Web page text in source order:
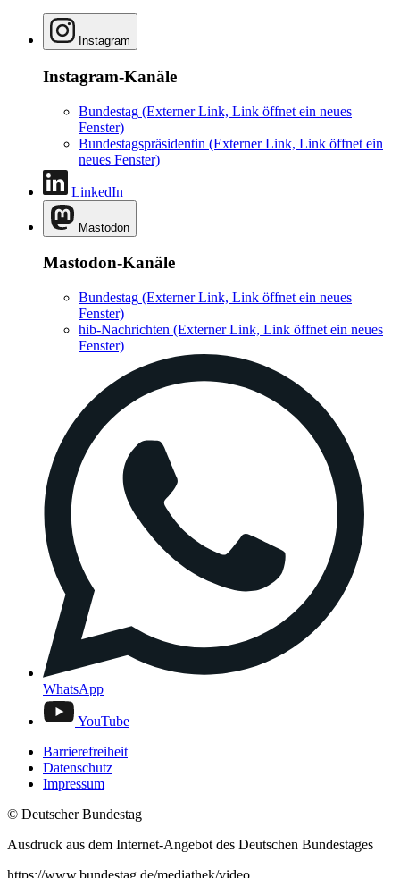
Instagram
Instagram-Kanäle
Bundestag (Externer Link, Link öffnet ein neues
Fenster)
Bundestagspräsidentin (Externer Link, Link öffnet ein
neues Fenster)
LinkedIn
Mastodon
Mastodon-Kanäle
Bundestag (Externer Link, Link öffnet ein neues
Fenster)
hib-Nachrichten (Externer Link, Link öffnet ein neues
Fenster)
WhatsApp
YouTube
Barrierefreiheit
Datenschutz
Impressum
© Deutscher Bundestag
Ausdruck aus dem Internet-Angebot des Deutschen Bundestages
https://www.bundestag.de/mediathek/video